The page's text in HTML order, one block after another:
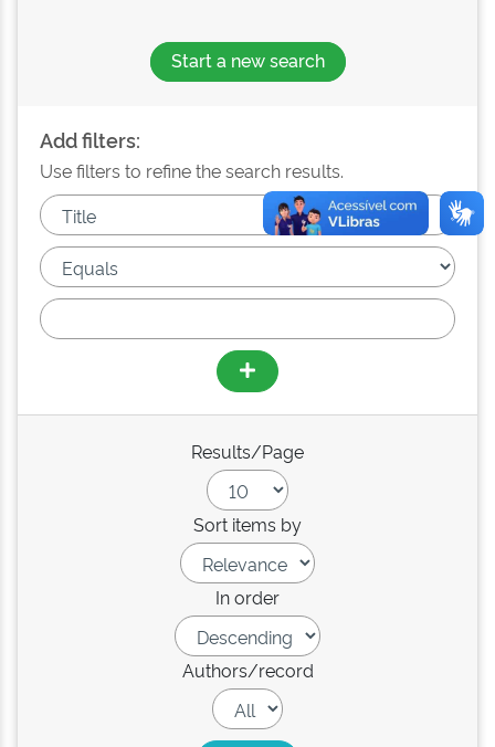
Start a new search
Add filters:
Use filters to refine the search results.
Results/Page
Sort items by
In order
Authors/record